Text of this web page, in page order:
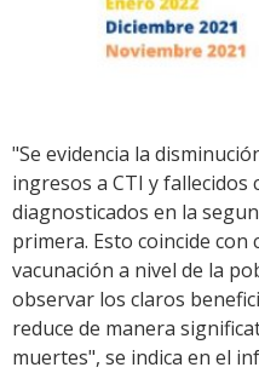
"Se evidencia la
ingresos a CTI y fallecidos
diagnosticados en la
primera. Esto coincide
vacunación a nivel de la
observar los claros
reduce de manera
muertes", se indica en el